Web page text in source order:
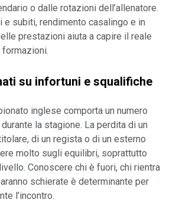
o dalle rotazioni dell’allenatore.
e subiti, rendimento casalingo e in
prestazioni aiuta a capire il reale
su infortuni e squalifiche
inglese comporta un numero
la stagione. La perdita di un
di un regista o di un esterno
molto sugli equilibri, soprattutto
Conoscere chi è fuori, chi rientra
schierate è determinante per
l’incontro.